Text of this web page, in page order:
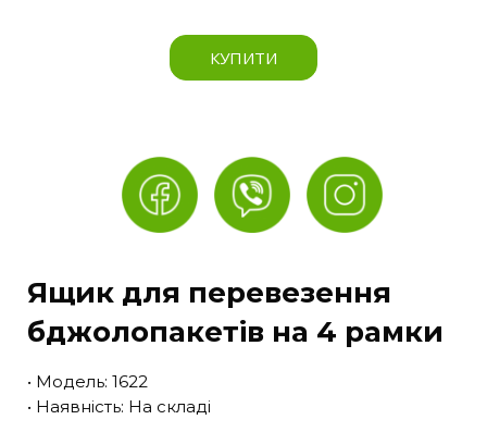
КУПИТИ
Ящик для перевезення
бджолопакетів на 4 рамки
• Модель: 1622
• Наявність: На складі